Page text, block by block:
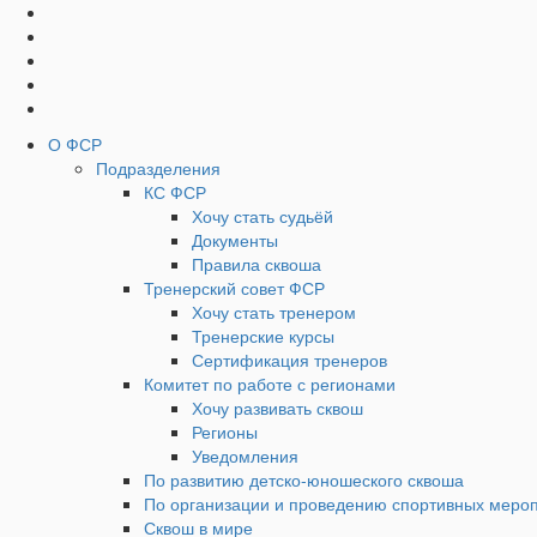
Наверх
Социальные
кнопки
Верхнее
Меню
О ФСР
Подразделения
КС ФСР
Хочу стать судьёй
Документы
Правила сквоша
Тренерский совет ФСР
Хочу стать тренером
Тренерские курсы
Сертификация тренеров
Комитет по работе с регионами
Хочу развивать сквош
Регионы
Уведомления
По развитию детско-юношеского сквоша
По организации и проведению спортивных
Сквош в мире